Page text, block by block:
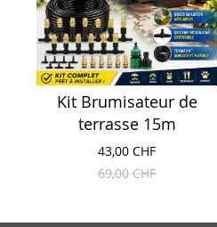
Kit Brumisateur de
terrasse 15m
43,00 CHF
69,00 CHF